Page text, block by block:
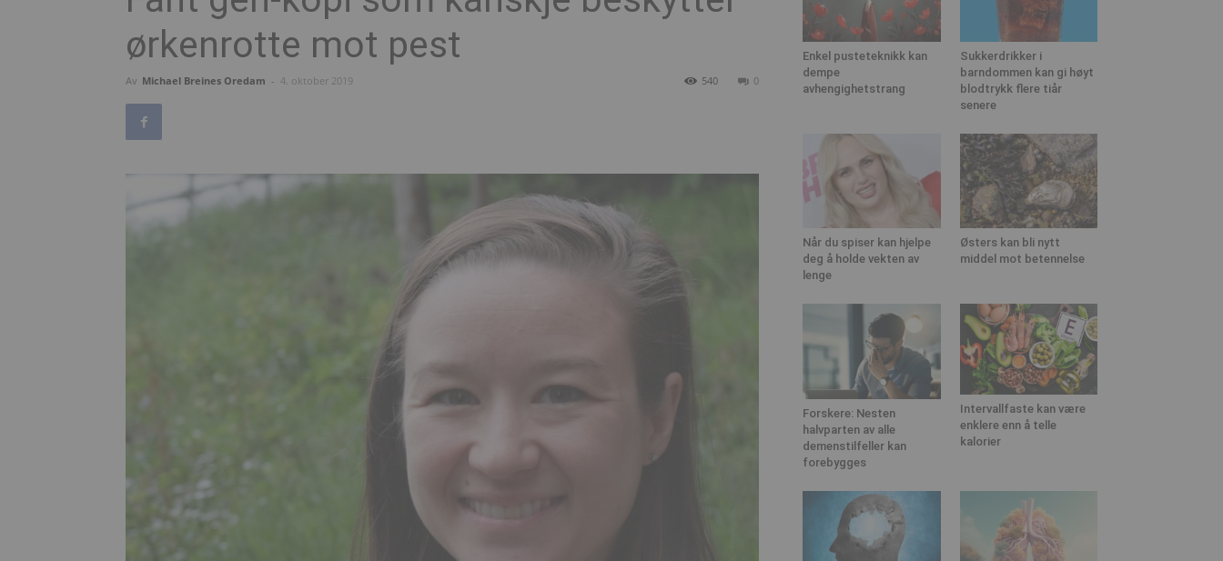
ørkenrotte mot pest
Av Michael Breines Oredam - 4. oktober 2019 0
540
Enkel pusteteknikk kan
dempe
avhengighetstrang
Sukkerdrikker i
barndommen kan gi høyt
blodtrykk flere tiår
senere
Når du spiser kan hjelpe
deg å holde vekten av
lenge
Østers kan bli nytt
middel mot betennelse
Forskere: Nesten
halvparten av alle
demenstilfeller kan
forebygges
Intervallfaste kan være
enklere enn å telle
kalorier